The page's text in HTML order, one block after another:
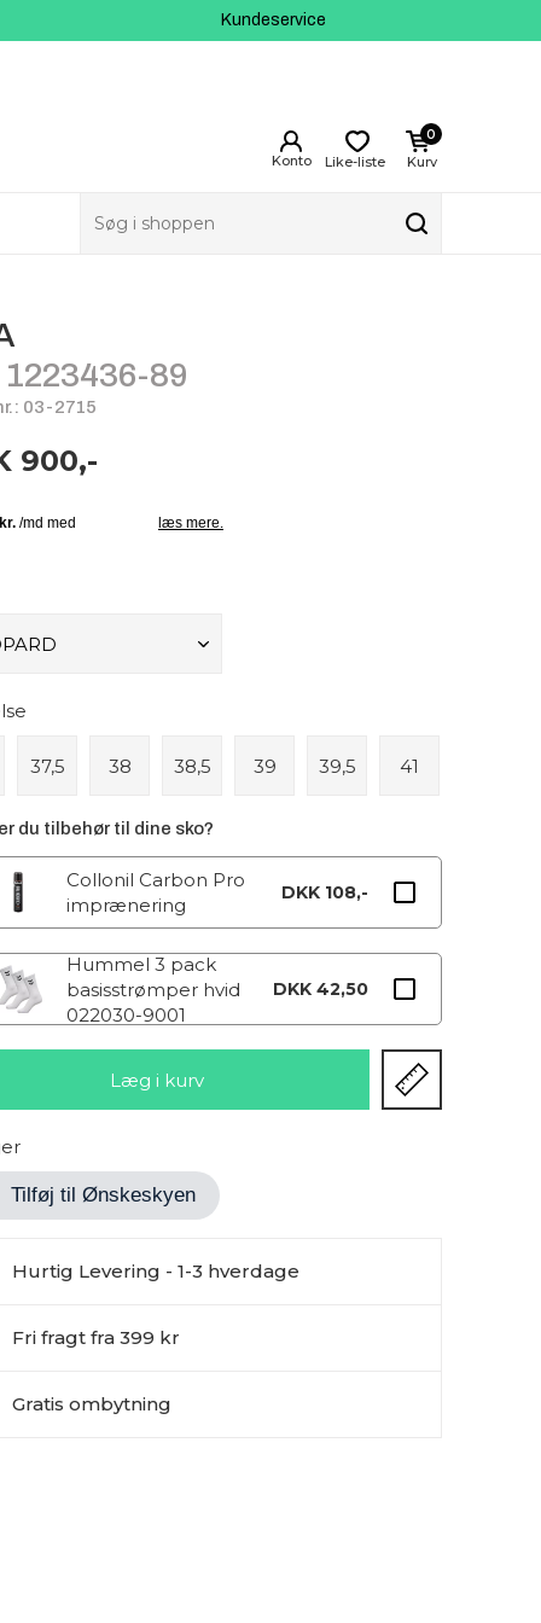
Kundeservice
Kurv
0
Like-liste
89
03-2715
900,-
37,5 38 38,5 39 39,5 41
du tilbehør til dine sko?
Collonil Carbon Pro
imprænering
DKK 108,-
Hummel 3 pack
basisstrømper hvid
022030-9001
DKK 42,50
Tilføj til Ønskeskyen
Hurtig Levering - 1-3 hverdage
Fri fragt fra 399 kr
Gratis ombytning